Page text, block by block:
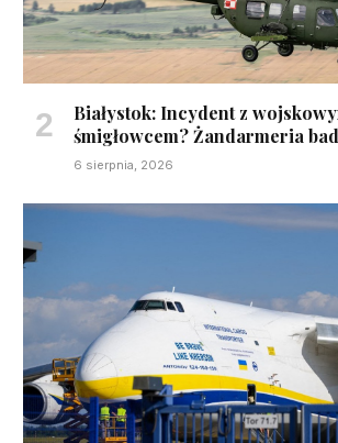
Białystok: Incydent z
śmigłowcem? Żandarmeria
6 sierpnia, 2026